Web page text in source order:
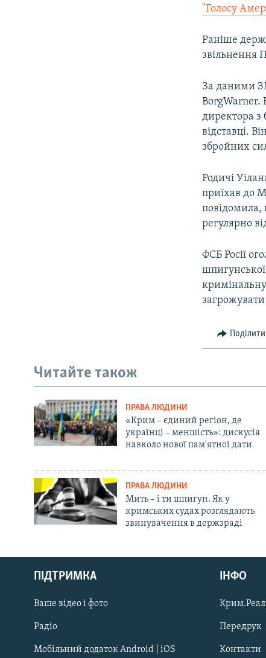
Русский
Qırımtatar
ДОЛУЧАЙСЯ!
"Голосу
Раніше
звільнення
За даними
BorgWarner.
директора з
відставці.
збройних
Родичі
приїхав до
повідомила,
регулярно
ФСБ Росії
загрожувати
Читайте також
ПРАВА ЛЮДИНИ
«Крим – єдиний регіон, де
українці – меншість»: дискусія
навколо нової пам'ятної дати
ПРАВА ЛЮДИНИ
Мить – і ти шпигун. Як у
кримських судах розглядають
звинувачення в держзраді
ПІДТРИМКА
Ваше відео і фото
Радіо
Мобільний додаток Android | iOS
ІНФО
Передрук
Контакти